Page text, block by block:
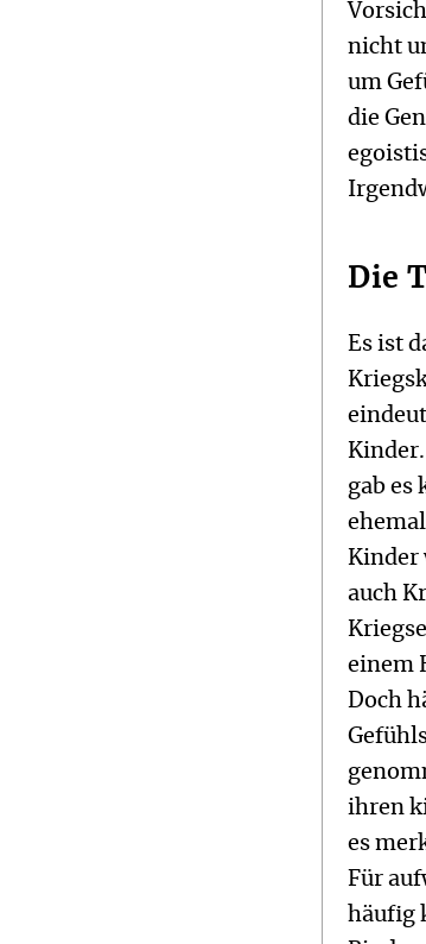
nicht
um
die
Die
Es ist
gab es
Kinder
auch
einem
Doch
ihren
es
Für
häufig